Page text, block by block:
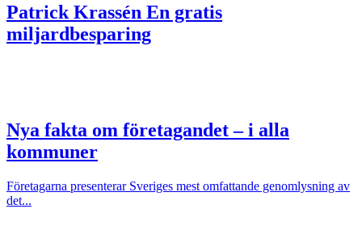
Patrick Krassén En gratis
miljardbesparing
Nya fakta om företagandet – i alla
kommuner
Företagarna presenterar Sveriges mest omfattande genomlysning av
det...